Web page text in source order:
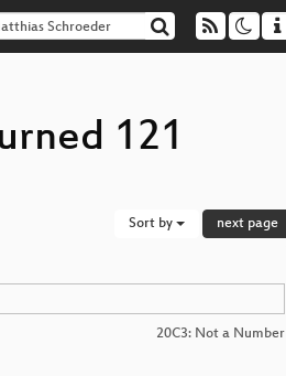
121
Sort by next page
20C3: Not a Number